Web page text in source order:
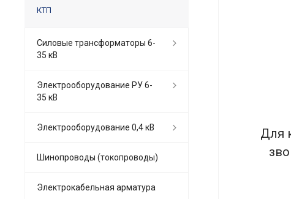
Для
КТП
Силовые трансформаторы 6-
35 кВ
Электрооборудование РУ 6-
35 кВ
Электрооборудование 0,4 кВ
Шинопроводы (токопроводы)
Электрокабельная арматура